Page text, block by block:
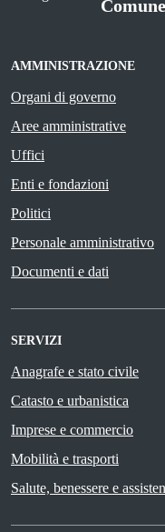
AMMINISTRAZIONE
Organi di governo
Aree amministrative
Uffici
Enti e fondazioni
Politici
Personale amministrativo
Documenti e dati
SERVIZI
Anagrafe e stato civile
Catasto e urbanistica
Imprese e commercio
Mobilità e trasporti
Salute, benessere e